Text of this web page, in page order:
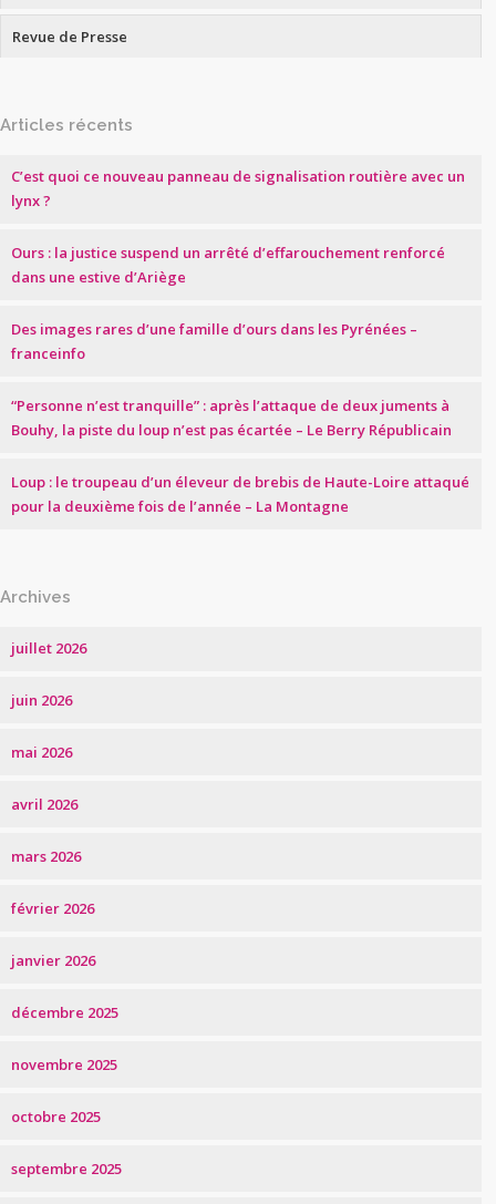
Revue de Presse
Articles récents
C’est quoi ce nouveau panneau de signalisation routière avec un
lynx ?
Ours : la justice suspend un arrêté d’effarouchement renforcé
dans une estive d’Ariège
Des images rares d’une famille d’ours dans les Pyrénées –
franceinfo
“Personne n’est tranquille” : après l’attaque de deux juments à
Bouhy, la piste du loup n’est pas écartée – Le Berry Républicain
Loup : le troupeau d’un éleveur de brebis de Haute-Loire attaqué
pour la deuxième fois de l’année – La Montagne
Archives
juillet 2026
juin 2026
mai 2026
avril 2026
mars 2026
février 2026
janvier 2026
décembre 2025
novembre 2025
octobre 2025
septembre 2025